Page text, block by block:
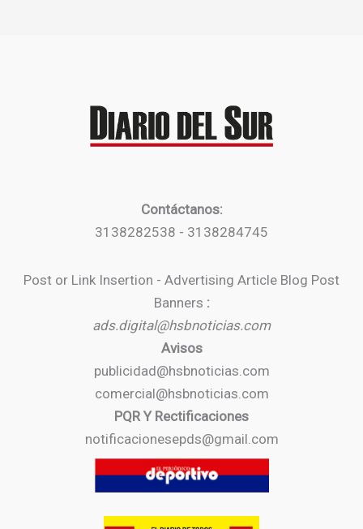
Contáctanos:
3138282538 - 3138284745
Post or Link Insertion - Advertising Article Blog Post
Banners :
ads.digital@hsbnoticias.com
Avisos
publicidad@hsbnoticias.com
comercial@hsbnoticias.com
PQR Y Rectificaciones
notificacionesepds@gmail.com